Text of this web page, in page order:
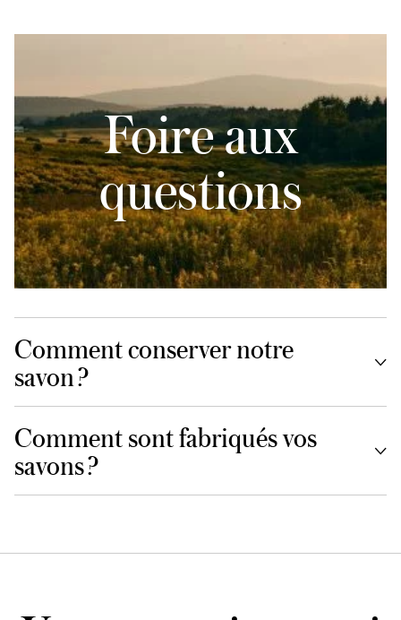
Foire aux
questions
Comment conserver notre
savon ?
Comment sont fabriqués vos
savons ?